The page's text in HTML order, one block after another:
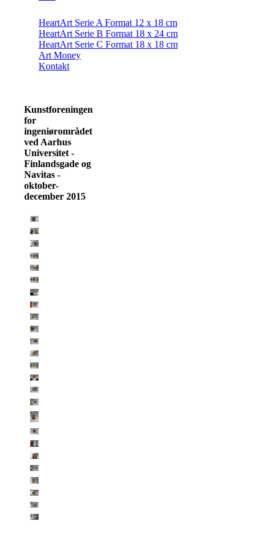
HeartArt Serie A Format 12 x 18 cm
HeartArt Serie B Format 18 x 24 cm
HeartArt Serie C Format 18 x 18 cm
Art Money
Kontakt
Kunstforeningen
for
ingeniørområdet
ved Aarhus
Universitet -
Finlandsgade og
Navitas -
oktober-
december 2015